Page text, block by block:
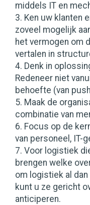
middels IT en
3. Ken uw klanten
zoveel mogelijk
het vermogen om
vertalen in
4. Denk in
Redeneer niet
behoefte (van
5. Maak de
combinatie van
6. Focus op de
van personeel, IT-
7. Voor logistiek
brengen welke
om logistiek al
kunt u ze gericht
anticiperen.